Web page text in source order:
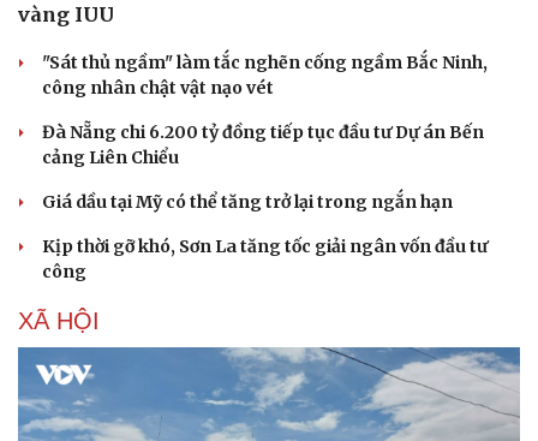
vàng IUU
"Sát thủ ngầm" làm tắc nghẽn cống ngầm Bắc Ninh,
công nhân chật vật nạo vét
Đà Nẵng chi 6.200 tỷ đồng tiếp tục đầu tư Dự án Bến
cảng Liên Chiểu
Giá dầu tại Mỹ có thể tăng trở lại trong ngắn hạn
Kịp thời gỡ khó, Sơn La tăng tốc giải ngân vốn đầu tư
công
XÃ HỘI